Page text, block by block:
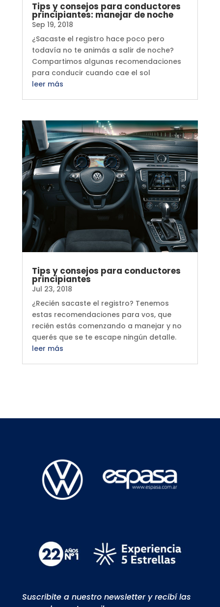
Tips y consejos para conductores
principiantes: manejar de noche
Sep 19, 2018
¿Sacaste el registro hace poco pero
todavía no te animás a salir de noche?
Compartimos algunas recomendaciones
para conducir cuando cae el sol
leer más
Tips y consejos para conductores
principiantes
Jul 23, 2018
¿Recién sacaste el registro? Tenemos
estas recomendaciones para vos, que
recién estás comenzando a manejar y no
querés que se te escape ningún detalle.
leer más
Suscribite a nuestro newsletter y recibí las